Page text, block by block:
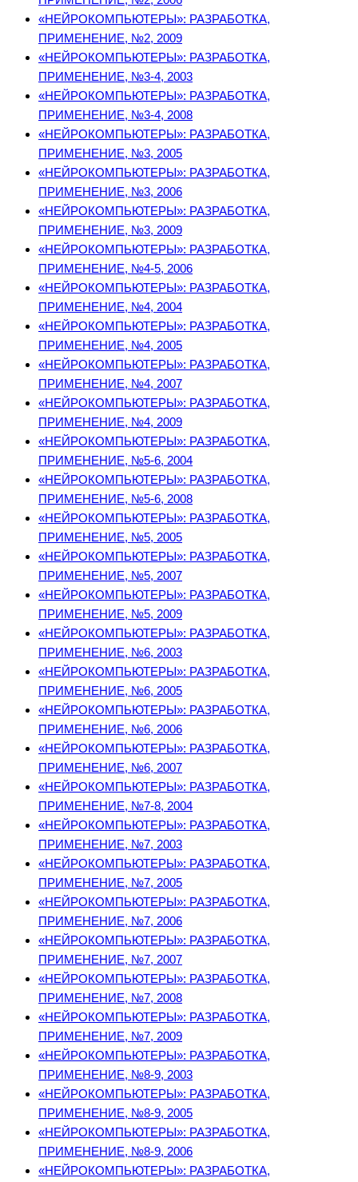
«НЕЙРОКОМПЬЮТЕРЫ»: РАЗРАБОТКА,
ПРИМЕНЕНИЕ, №2, 2009
«НЕЙРОКОМПЬЮТЕРЫ»: РАЗРАБОТКА,
ПРИМЕНЕНИЕ, №3-4, 2003
«НЕЙРОКОМПЬЮТЕРЫ»: РАЗРАБОТКА,
ПРИМЕНЕНИЕ, №3-4, 2008
«НЕЙРОКОМПЬЮТЕРЫ»: РАЗРАБОТКА,
ПРИМЕНЕНИЕ, №3, 2005
«НЕЙРОКОМПЬЮТЕРЫ»: РАЗРАБОТКА,
ПРИМЕНЕНИЕ, №3, 2006
«НЕЙРОКОМПЬЮТЕРЫ»: РАЗРАБОТКА,
ПРИМЕНЕНИЕ, №3, 2009
«НЕЙРОКОМПЬЮТЕРЫ»: РАЗРАБОТКА,
ПРИМЕНЕНИЕ, №4-5, 2006
«НЕЙРОКОМПЬЮТЕРЫ»: РАЗРАБОТКА,
ПРИМЕНЕНИЕ, №4, 2004
«НЕЙРОКОМПЬЮТЕРЫ»: РАЗРАБОТКА,
ПРИМЕНЕНИЕ, №4, 2005
«НЕЙРОКОМПЬЮТЕРЫ»: РАЗРАБОТКА,
ПРИМЕНЕНИЕ, №4, 2007
«НЕЙРОКОМПЬЮТЕРЫ»: РАЗРАБОТКА,
ПРИМЕНЕНИЕ, №4, 2009
«НЕЙРОКОМПЬЮТЕРЫ»: РАЗРАБОТКА,
ПРИМЕНЕНИЕ, №5-6, 2004
«НЕЙРОКОМПЬЮТЕРЫ»: РАЗРАБОТКА,
ПРИМЕНЕНИЕ, №5-6, 2008
«НЕЙРОКОМПЬЮТЕРЫ»: РАЗРАБОТКА,
ПРИМЕНЕНИЕ, №5, 2005
«НЕЙРОКОМПЬЮТЕРЫ»: РАЗРАБОТКА,
ПРИМЕНЕНИЕ, №5, 2007
«НЕЙРОКОМПЬЮТЕРЫ»: РАЗРАБОТКА,
ПРИМЕНЕНИЕ, №5, 2009
«НЕЙРОКОМПЬЮТЕРЫ»: РАЗРАБОТКА,
ПРИМЕНЕНИЕ, №6, 2003
«НЕЙРОКОМПЬЮТЕРЫ»: РАЗРАБОТКА,
ПРИМЕНЕНИЕ, №6, 2005
«НЕЙРОКОМПЬЮТЕРЫ»: РАЗРАБОТКА,
ПРИМЕНЕНИЕ, №6, 2006
«НЕЙРОКОМПЬЮТЕРЫ»: РАЗРАБОТКА,
ПРИМЕНЕНИЕ, №6, 2007
«НЕЙРОКОМПЬЮТЕРЫ»: РАЗРАБОТКА,
ПРИМЕНЕНИЕ, №7-8, 2004
«НЕЙРОКОМПЬЮТЕРЫ»: РАЗРАБОТКА,
ПРИМЕНЕНИЕ, №7, 2003
«НЕЙРОКОМПЬЮТЕРЫ»: РАЗРАБОТКА,
ПРИМЕНЕНИЕ, №7, 2005
«НЕЙРОКОМПЬЮТЕРЫ»: РАЗРАБОТКА,
ПРИМЕНЕНИЕ, №7, 2006
«НЕЙРОКОМПЬЮТЕРЫ»: РАЗРАБОТКА,
ПРИМЕНЕНИЕ, №7, 2007
«НЕЙРОКОМПЬЮТЕРЫ»: РАЗРАБОТКА,
ПРИМЕНЕНИЕ, №7, 2008
«НЕЙРОКОМПЬЮТЕРЫ»: РАЗРАБОТКА,
ПРИМЕНЕНИЕ, №7, 2009
«НЕЙРОКОМПЬЮТЕРЫ»: РАЗРАБОТКА,
ПРИМЕНЕНИЕ, №8-9, 2003
«НЕЙРОКОМПЬЮТЕРЫ»: РАЗРАБОТКА,
ПРИМЕНЕНИЕ, №8-9, 2005
«НЕЙРОКОМПЬЮТЕРЫ»: РАЗРАБОТКА,
ПРИМЕНЕНИЕ, №8-9, 2006
«НЕЙРОКОМПЬЮТЕРЫ»: РАЗРАБОТКА,